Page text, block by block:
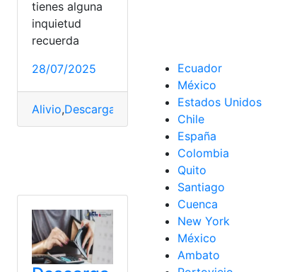
tienes alguna
inquietud
recuerda
28/07/2025
Alivio,Descargar Financiero ,Ley,Oficial,Registro
Ecuador
México
Estados Unidos
Chile
España
Colombia
Quito
Santiago
Cuenca
New York
México
Ambato